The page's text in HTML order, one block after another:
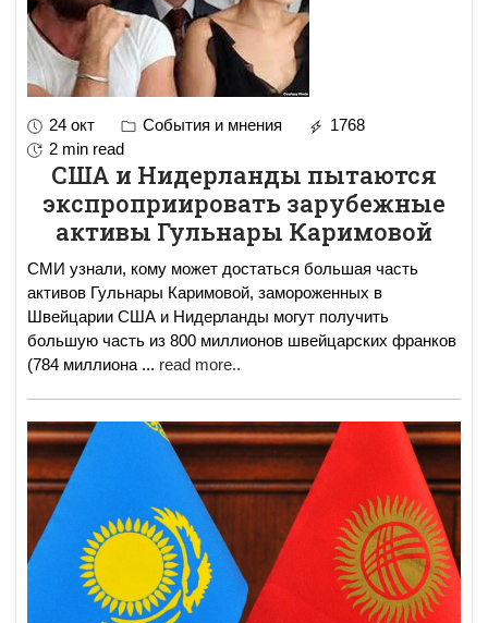
24 окт События и мнения
1768
2 min read
США и Нидерланды пытаются
экспроприировать зарубежные
активы Гульнары Каримовой
СМИ узнали, кому может достаться большая часть
активов Гульнары Каримовой, замороженных в
Швейцарии США и Нидерланды могут получить
большую часть из 800 миллионов швейцарских франков
(784 миллиона ... read more..